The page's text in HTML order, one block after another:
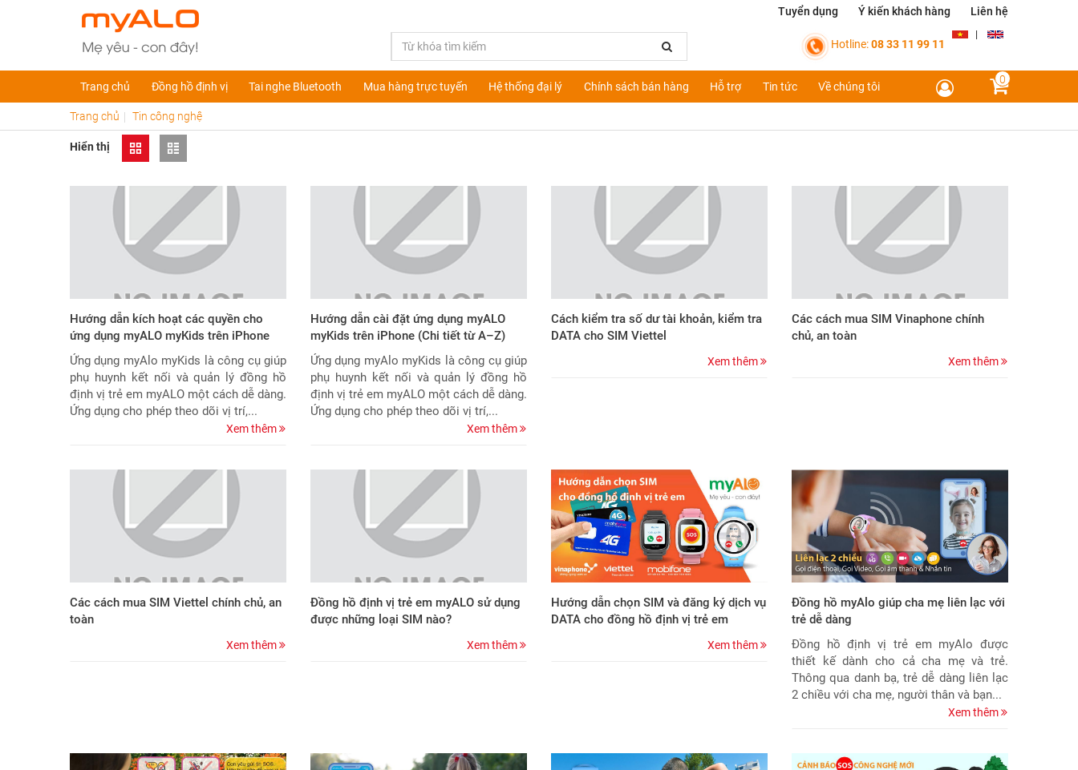
Tuyển dụng Ý kiến khách hàng Liên hệ
|
Hotline:08 33 11 99 11
Trang chủ Đồng hồ định vị Tai nghe Bluetooth Mua hàng trực tuyến Hệ thống đại lý Chính sách bán hàng Hỗ trợ Tin tức Về chúng tôi
0
Trang chủ Tin công nghệ
Hiển thị
Hướng dẫn kích hoạt các quyền cho
ứng dụng myALO myKids trên iPhone
(Chi tiết từ A–Z)
Ứng dụng myAlo myKids là công cụ giúp
phụ huynh kết nối và quản lý đồng hồ
định vị trẻ em myALO một cách dễ dàng.
Ứng dụng cho phép theo dõi vị trí,...
Xem thêm
Hướng dẫn cài đặt ứng dụng myALO
myKids trên iPhone (Chi tiết từ A–Z)
Ứng dụng myAlo myKids là công cụ giúp
phụ huynh kết nối và quản lý đồng hồ
định vị trẻ em myALO một cách dễ dàng.
Ứng dụng cho phép theo dõi vị trí,...
Xem thêm
Cách kiểm tra số dư tài khoản, kiểm tra
DATA cho SIM Viettel
Xem thêm
Các cách mua SIM Vinaphone chính
chủ, an toàn
Xem thêm
Các cách mua SIM Viettel chính chủ, an
toàn
Xem thêm
Đồng hồ định vị trẻ em myALO sử dụng
được những loại SIM nào?
Xem thêm
Hướng dẫn chọn SIM và đăng ký dịch vụ
DATA cho đồng hồ định vị trẻ em
Xem thêm
Đồng hồ myAlo giúp cha mẹ liên lạc với
trẻ dễ dàng
Đồng hồ định vị trẻ em myAlo được
thiết kế dành cho cả cha mẹ và trẻ.
Thông qua danh bạ, trẻ dễ dàng liên lạc
2 chiều với cha mẹ, người thân và bạn...
Xem thêm